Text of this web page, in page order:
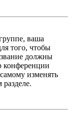
ваша
того, чтобы
должны
конференции
изменять